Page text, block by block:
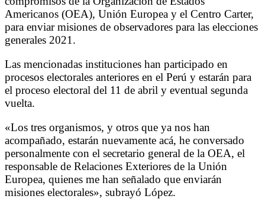
Americanos (OEA), Unión Europea y el Centro Carter,
para enviar misiones de observadores para las elecciones
generales 2021.
Las mencionadas instituciones han participado en
procesos electorales anteriores en el Perú y estarán para
el proceso electoral del 11 de abril y eventual segunda
vuelta.
«Los tres organismos, y otros que ya nos han
acompañado, estarán nuevamente acá, he conversado
personalmente con el secretario general de la OEA, el
responsable de Relaciones Exteriores de la Unión
Europea, quienes me han señalado que enviarán
misiones electorales», subrayó López.